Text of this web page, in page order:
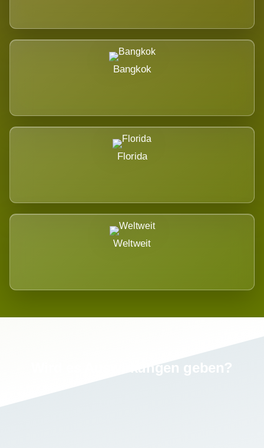
Bangkok
Florida
Weltweit
Wird es Auswirkungen geben?